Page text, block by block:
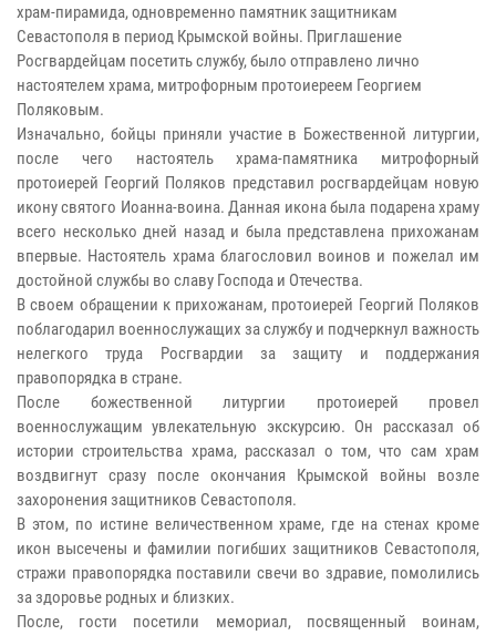
храм-пирамида, одновременно памятник защитникам
Севастополя в период Крымской войны. Приглашение
Росгвардейцам посетить службу, было отправлено лично
настоятелем храма, митрофорным протоиереем Георгием
Поляковым.
Изначально, бойцы приняли участие в Божественной литургии,
после чего настоятель храма-памятника митрофорный
протоиерей Георгий Поляков представил росгвардейцам новую
икону святого Иоанна-воина. Данная икона была подарена храму
всего несколько дней назад и была представлена прихожанам
впервые. Настоятель храма благословил воинов и пожелал им
достойной службы во славу Господа и Отечества.
В своем обращении к прихожанам, протоиерей Георгий Поляков
поблагодарил военнослужащих за службу и подчеркнул важность
нелегкого труда Росгвардии за защиту и поддержания
правопорядка в стране.
После божественной литургии протоиерей провел
военнослужащим увлекательную экскурсию. Он рассказал об
истории строительства храма, рассказал о том, что сам храм
воздвигнут сразу после окончания Крымской войны возле
захоронения защитников Севастополя.
В этом, по истине величественном храме, где на стенах кроме
икон высечены и фамилии погибших защитников Севастополя,
стражи правопорядка поставили свечи во здравие, помолились
за здоровье родных и близких.
После, гости посетили мемориал, посвященный воинам,